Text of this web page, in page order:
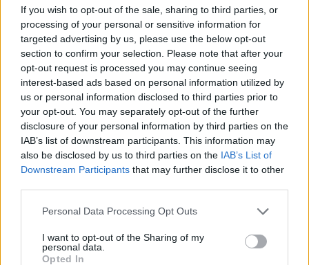
If you wish to opt-out of the sale, sharing to third parties, or
processing of your personal or sensitive information for
targeted advertising by us, please use the below opt-out
section to confirm your selection. Please note that after your
opt-out request is processed you may continue seeing
interest-based ads based on personal information utilized by
us or personal information disclosed to third parties prior to
your opt-out. You may separately opt-out of the further
disclosure of your personal information by third parties on the
IAB’s list of downstream participants. This information may
also be disclosed by us to third parties on the IAB’s List of
Downstream Participants that may further disclose it to other
Personal Data Processing Opt Outs
I want to opt-out of the Sharing of my
personal data.
Opted In
έχετε λάβει πλήρη γνώση των εν λόγω όρων.